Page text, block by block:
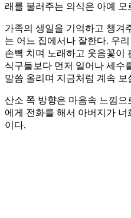
래를 불러주는 의식은 아예
가족의 생일을 기억하고 챙겨
는 어느 집에서나 잘한다. 우
손뼉 치며 노래하고 웃음꽃이
식구들보다 먼저 일어나 세수
말씀 올리며 지금처럼 계속
산소 쪽 방향은 마음속 느낌
에게 전화를 해서 아버지가
이다.